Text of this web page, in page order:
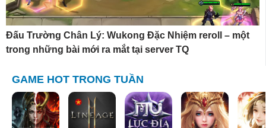
Đấu Trường Chân Lý: Wukong Đặc Nhiệm reroll – một
trong những bài mới ra mắt tại server TQ
GAME HOT TRONG TUẦN